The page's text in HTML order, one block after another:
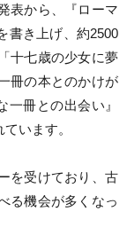
表から、『ローマ
書き上げ、約2500
十七歳の少女に夢
冊の本とのかけが
冊との出会い』
います。
を受けており、古
る機会が多くなっ